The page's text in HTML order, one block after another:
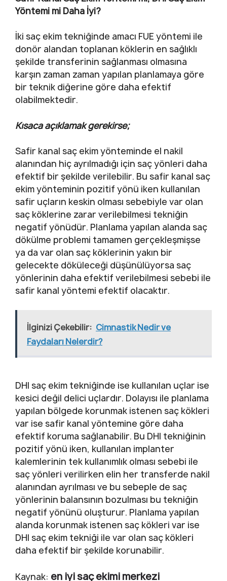
Yöntemi mi Daha İyi?
İki saç ekim tekniğinde amacı FUE yöntemi ile
donör alandan toplanan köklerin en sağlıklı
şekilde transferinin sağlanması olmasına
karşın zaman zaman yapılan planlamaya göre
bir teknik diğerine göre daha efektif
olabilmektedir.
Kısaca açıklamak gerekirse;
Safir kanal saç ekim yönteminde el nakil
alanından hiç ayrılmadığı için saç yönleri daha
efektif bir şekilde verilebilir. Bu safir kanal saç
ekim yönteminin pozitif yönü iken kullanılan
safir uçların keskin olması sebebiyle var olan
saç köklerine zarar verilebilmesi tekniğin
negatif yönüdür. Planlama yapılan alanda saç
dökülme problemi tamamen gerçekleşmişse
ya da var olan saç köklerinin yakın bir
gelecekte döküleceği düşünülüyorsa saç
yönlerinin daha efektif verilebilmesi sebebi ile
safir kanal yöntemi efektif olacaktır.
İlginizi Çekebilir: Cimnastik Nedir ve
Faydaları Nelerdir?
DHI saç ekim tekniğinde ise kullanılan uçlar ise
kesici değil delici uçlardır. Dolayısı ile planlama
yapılan bölgede korunmak istenen saç kökleri
var ise safir kanal yöntemine göre daha
efektif koruma sağlanabilir. Bu DHI tekniğinin
pozitif yönü iken, kullanılan implanter
kalemlerinin tek kullanımlık olması sebebi ile
saç yönleri verilirken elin her transferde nakil
alanından ayrılması ve bu sebeple de saç
yönlerinin balansının bozulması bu tekniğin
negatif yönünü oluşturur. Planlama yapılan
alanda korunmak istenen saç kökleri var ise
DHI saç ekim tekniği ile var olan saç kökleri
daha efektif bir şekilde korunabilir.
Kaynak: en iyi saç ekimi merkezi